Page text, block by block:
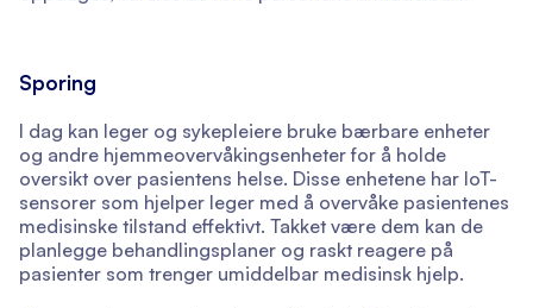
Sporing
I dag kan leger og sykepleiere bruke bærbare enheter
og andre hjemmeovervåkingsenheter for å holde
oversikt over pasientens helse. Disse enhetene har IoT-
sensorer som hjelper leger med å overvåke pasientenes
medisinske tilstand effektivt. Takket være dem kan de
planlegge behandlingsplaner og raskt reagere på
pasienter som trenger umiddelbar medisinsk hjelp.